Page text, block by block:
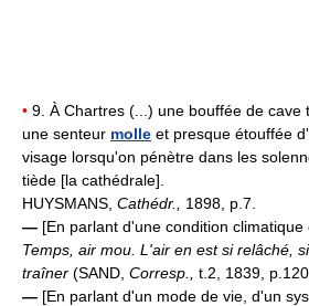
• 9. À Chartres (...) une bouffée de cave
une senteur molle et presque étouffée
visage lorsqu'on pénètre dans les
tiède [la cathédrale].
HUYSMANS, Cathédr., 1898, p.7.
— [En parlant d'une condition
Temps, air mou. L'air en est si relâché,
traîner (SAND, Corresp., t.2, 1839,
— [En parlant d'un mode de vie, d'un